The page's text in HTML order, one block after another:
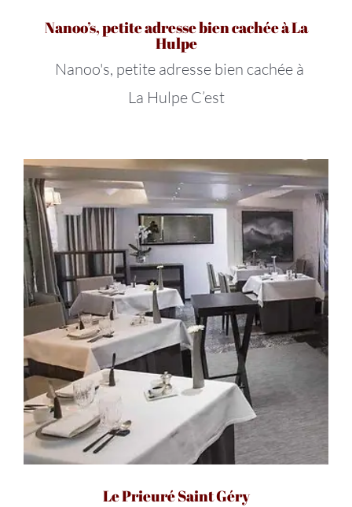
Nanoo’s, petite adresse bien cachée à La
Hulpe
Nanoo's, petite adresse bien cachée à
La Hulpe C’est
Le Prieuré Saint Géry